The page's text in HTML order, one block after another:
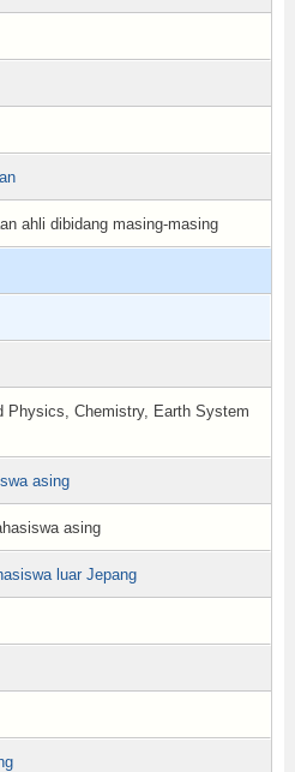
ahli dibidang masing-masing
Physics, Chemistry, Earth System
asing
asing
luar Jepang